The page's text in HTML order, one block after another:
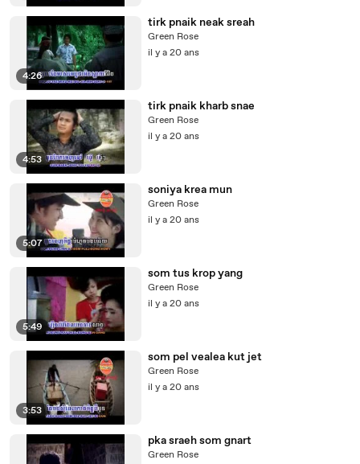
4:26
tirk pnaik neak sreah
Green Rose
il y a 20 ans
4:53
tirk pnaik kharb snae
Green Rose
il y a 20 ans
5:07
soniya krea mun
Green Rose
il y a 20 ans
5:49
som tus krop yang
Green Rose
il y a 20 ans
3:53
som pel vealea kut jet
Green Rose
il y a 20 ans
pka sraeh som gnart
Green Rose